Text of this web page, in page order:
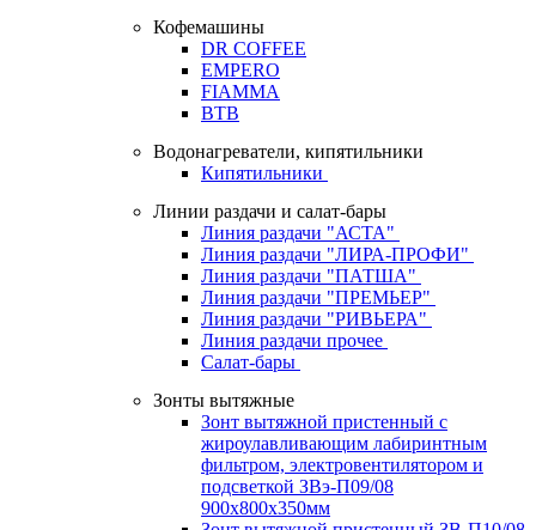
Кофемашины
DR COFFEE
EMPERO
FIAMMA
BTB
Водонагреватели, кипятильники
Кипятильники
Линии раздачи и салат-бары
Линия раздачи "АСТА"
Линия раздачи "ЛИРА-ПРОФИ"
Линия раздачи "ПАТША"
Линия раздачи "ПРЕМЬЕР"
Линия раздачи "РИВЬЕРА"
Линия раздачи прочее
Салат-бары
Зонты вытяжные
Зонт вытяжной пристенный с
жироулавливающим лабиринтным
фильтром, электровентилятором и
подсветкой ЗВэ-П09/08
900х800х350мм